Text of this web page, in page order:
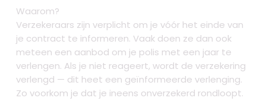
Waarom?
Verzekeraars zijn verplicht om je vóór het einde van
je contract te informeren. Vaak doen ze dan ook
meteen een aanbod om je polis met een jaar te
verlengen. Als je niet reageert, wordt de verzekering
verlengd — dit heet een geïnformeerde verlenging.
Zo voorkom je dat je ineens onverzekerd rondloopt.